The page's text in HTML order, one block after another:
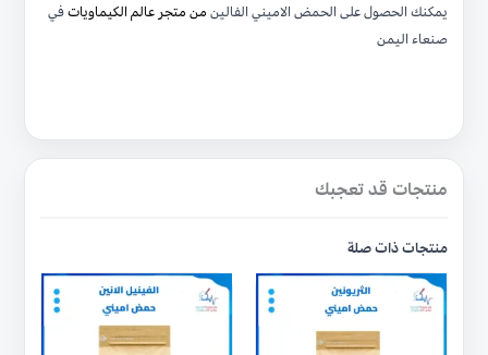
يمكنك الحصول على الحمض الاميني الفالين من متجر عالم الكيماوياتفي
صنعاء اليمن
منتجات قد تعجبك
منتجات ذات صلة